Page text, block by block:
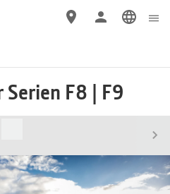
Serien F8 | F9